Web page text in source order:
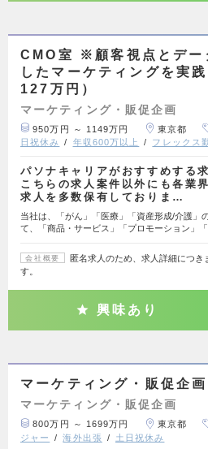
CMO室 ※顧客視点とデー
したマーケティングを実
127万円）
マーケティング・販促企画
950万円 ～ 1149万円 東京都
日祝休み
年収600万以上 フレックス
パソナキャリアがおすすめする
こちらの求人案件以外にも各業
求人を多数保有しておりま…
当社は、「がん」「医療」「資産形成/介護」
て、「商品・サービス」「プロモーション」
会社概要
匿名求人のため、求人詳細につき
す。
興味あり
マーケティング・販促企画
マーケティング・販促企画
800万円 ～ 1699万円 東京都
ジャー
海外出張 土日祝休み